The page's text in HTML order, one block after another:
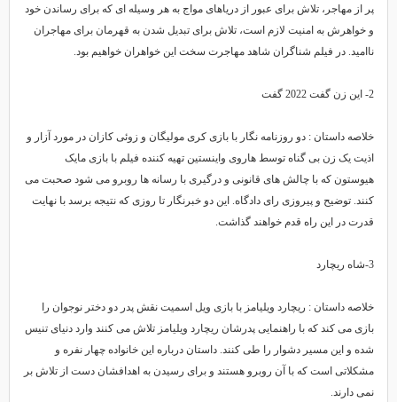
پر از مهاجر، تلاش برای عبور از دریاهای مواج به هر وسیله ای که برای رساندن خود
و خواهرش به امنیت لازم است، تلاش برای تبدیل شدن به قهرمان برای مهاجران
ناامید. در فیلم شناگران شاهد مهاجرت سخت این خواهران خواهیم بود.
خلاصه داستان : دو روزنامه نگار با بازی کری مولیگان و زوئی کازان در مورد آزار و
اذیت یک زن بی گناه توسط هاروی واینستین تهیه کننده فیلم با بازی مایک
هیوستون که با چالش های قانونی و درگیری با رسانه ها روبرو می شود صحبت می
کنند. توضیح و پیروزی رای دادگاه. این دو خبرنگار تا روزی که نتیجه برسد با نهایت
قدرت در این راه قدم خواهند گذاشت.
خلاصه داستان : ریچارد ویلیامز با بازی ویل اسمیت نقش پدر دو دختر نوجوان را
بازی می کند که با راهنمایی پدرشان ریچارد ویلیامز تلاش می کنند وارد دنیای تنیس
شده و این مسیر دشوار را طی کنند. داستان درباره این خانواده چهار نفره و
مشکلاتی است که با آن روبرو هستند و برای رسیدن به اهدافشان دست از تلاش بر
نمی دارند.